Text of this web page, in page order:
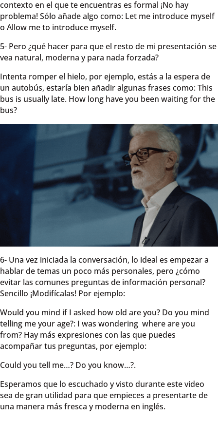
contexto en el que te encuentras es formal ¡No hay
problema! Sólo añade algo como: Let me introduce myself
o Allow me to introduce myself.
5- Pero ¿qué hacer para que el resto de mi presentación se
vea natural, moderna y para nada forzada?
Intenta romper el hielo, por ejemplo, estás a la espera de
un autobús, estaría bien añadir algunas frases como: This
bus is usually late. How long have you been waiting for the
bus?
6- Una vez iniciada la conversación, lo ideal es empezar a
hablar de temas un poco más personales, pero ¿cómo
evitar las comunes preguntas de información personal?
Sencillo ¡Modifícalas! Por ejemplo:
Would you mind if I asked how old are you? Do you mind
telling me your age?: I was wondering where are you
from? Hay más expresiones con las que puedes
acompañar tus preguntas, por ejemplo:
Could you tell me…? Do you know…?.
Esperamos que lo escuchado y visto durante este video
sea de gran utilidad para que empieces a presentarte de
una manera más fresca y moderna en inglés.